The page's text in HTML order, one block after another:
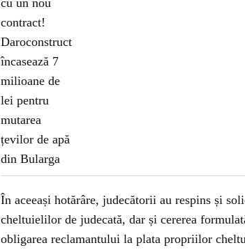
În aceeași hotărâre, judecătorii au respins și
cheltuielilor de judecată, dar și cererea
obligarea reclamantului la plata propriilor